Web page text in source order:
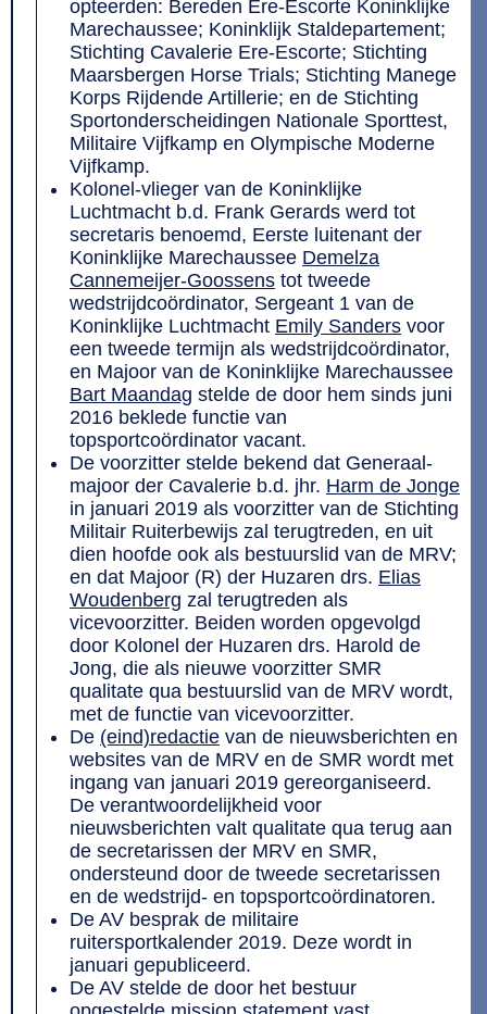
opteerden: Bereden Ere-Escorte Koninklijke
Marechaussee; Koninklijk Staldepartement;
Stichting Cavalerie Ere-Escorte; Stichting
Maarsbergen Horse Trials; Stichting Manege
Korps Rijdende Artillerie; en de Stichting
Sportonderscheidingen Nationale Sporttest,
Militaire Vijfkamp en Olympische Moderne
Vijfkamp.
Kolonel-vlieger van de Koninklijke
Luchtmacht b.d. Frank Gerards werd tot
secretaris benoemd, Eerste luitenant der
Koninklijke Marechaussee Demelza
Cannemeijer-Goossens tot tweede
wedstrijdcoördinator, Sergeant 1 van de
Koninklijke Luchtmacht Emily Sanders voor
een tweede termijn als wedstrijdcoördinator,
en Majoor van de Koninklijke Marechaussee
Bart Maandag stelde de door hem sinds juni
2016 beklede functie van
topsportcoördinator vacant.
De voorzitter stelde bekend dat Generaal-
majoor der Cavalerie b.d. jhr. Harm de Jonge
in januari 2019 als voorzitter van de Stichting
Militair Ruiterbewijs zal terugtreden, en uit
dien hoofde ook als bestuurslid van de MRV;
en dat Majoor (R) der Huzaren drs. Elias
Woudenberg zal terugtreden als
vicevoorzitter. Beiden worden opgevolgd
door Kolonel der Huzaren drs. Harold de
Jong, die als nieuwe voorzitter SMR
qualitate qua bestuurslid van de MRV wordt,
met de functie van vicevoorzitter.
De (eind)redactie van de nieuwsberichten en
websites van de MRV en de SMR wordt met
ingang van januari 2019 gereorganiseerd.
De verantwoordelijkheid voor
nieuwsberichten valt qualitate qua terug aan
de secretarissen der MRV en SMR,
ondersteund door de tweede secretarissen
en de wedstrijd- en topsportcoördinatoren.
De AV besprak de militaire
ruitersportkalender 2019. Deze wordt in
januari gepubliceerd.
De AV stelde de door het bestuur